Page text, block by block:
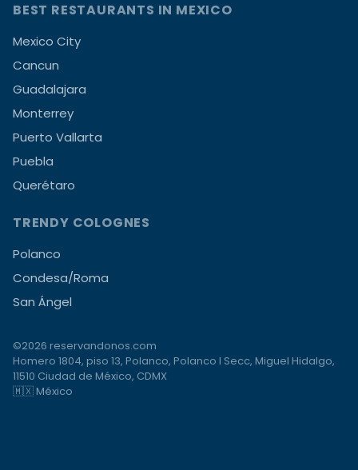
BEST RESTAURANTS IN MEXICO
Mexico City
Cancun
Guadalajara
Monterrey
Puerto Vallarta
Puebla
Querétaro
TRENDY COLOGNES
Polanco
Condesa/Roma
San Ángel
©2026 reservandonos.com
Homero 1804, piso 13, Polanco, Polanco I Secc, Miguel Hidalgo,
11510 Ciudad de México, CDMX
🇲🇽 México